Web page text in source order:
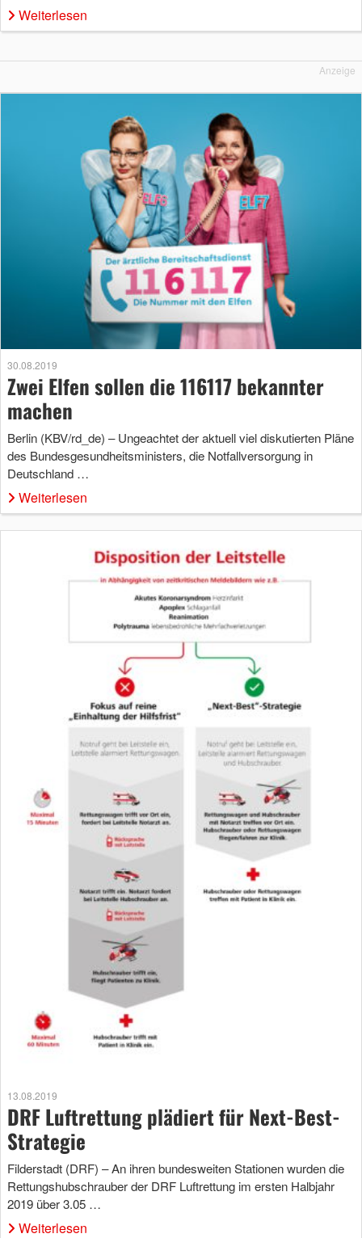
Weiterlesen
Anzeige
30.08.2019
Zwei Elfen sollen die 116117 bekannter
machen
Berlin (KBV/rd_de) – Ungeachtet der aktuell viel diskutierten Pläne
des Bundesgesundheitsministers, die Notfallversorgung in
Deutschland …
Weiterlesen
13.08.2019
DRF Luftrettung plädiert für Next-Best-
Strategie
Filderstadt (DRF) – An ihren bundesweiten Stationen wurden die
Rettungshubschrauber der DRF Luftrettung im ersten Halbjahr
2019 über 3.05 …
Weiterlesen